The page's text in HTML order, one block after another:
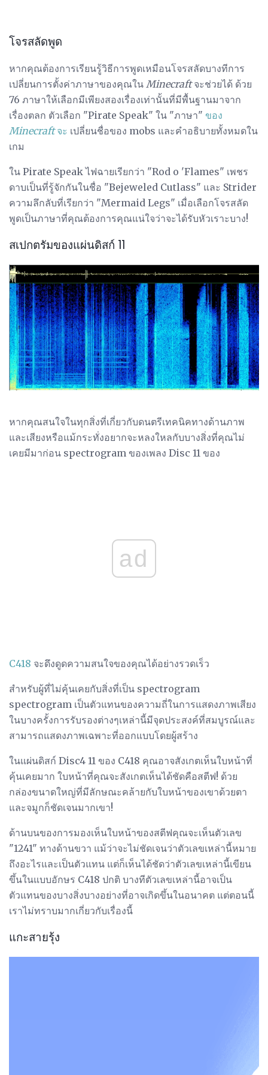
โจรสลัดพูด
หากคุณต้องการเรียนรู้วิธีการพูดเหมือนโจรสลัดบางทีการ
เปลี่ยนการตั้งค่าภาษาของคุณใน Minecraftจะช่วยได้ ด้วย
76 ภาษาให้เลือกมีเพียงสองเรื่องเท่านั้นที่มีพื้นฐานมาจาก
เรื่องตลก ตัวเลือก "Pirate Speak" ใน "ภาษา" ของ
Minecraftจะ เปลี่ยนชื่อของ mobs และคำอธิบายทั้งหมดใน
เกม
ใน Pirate Speak ไฟฉายเรียกว่า "Rod o 'Flames" เพชร
ดาบเป็นที่รู้จักกันในชื่อ "Bejeweled Cutlass" และ Strider
ความลึกลับที่เรียกว่า "Mermaid Legs" เมื่อเลือกโจรสลัด
พูดเป็นภาษาที่คุณต้องการคุณแน่ใจว่าจะได้รับหัวเราะบาง!
สเปกตรัมของแผ่นดิสก์ 11
หากคุณสนใจในทุกสิ่งที่เกี่ยวกับดนตรีเทคนิคทางด้านภาพ
และเสียงหรือแม้กระทั่งอยากจะหลงใหลกับบางสิ่งที่คุณไม่
เคยมีมาก่อน spectrogram ของเพลง Disc 11 ของ
ad
C418 จะดึงดูดความสนใจของคุณได้อย่างรวดเร็ว
สำหรับผู้ที่ไม่คุ้นเคยกับสิ่งที่เป็น spectrogram
spectrogram เป็นตัวแทนของความถี่ในการแสดงภาพเสียง
ในบางครั้งการรับรองต่างๆเหล่านี้มีจุดประสงค์ที่สมบูรณ์และ
สามารถแสดงภาพเฉพาะที่ออกแบบโดยผู้สร้าง
ในแผ่นดิสก์ Disc4 11 ของ C418 คุณอาจสังเกตเห็นใบหน้าที่
คุ้นเคยมาก ใบหน้าที่คุณจะสังเกตเห็นได้ชัดคือสตีฟ! ด้วย
กล่องขนาดใหญ่ที่มีลักษณะคล้ายกับใบหน้าของเขาด้วยตา
และจมูกก็ชัดเจนมากเขา!
ด้านบนของการมองเห็นใบหน้าของสตีฟคุณจะเห็นตัวเลข
"1241" ทางด้านขวา แม้ว่าจะไม่ชัดเจนว่าตัวเลขเหล่านี้หมาย
ถึงอะไรและเป็นตัวแทน แต่ก็เห็นได้ชัดว่าตัวเลขเหล่านี้เขียน
ขึ้นในแบบอักษร C418 ปกติ บางทีตัวเลขเหล่านี้อาจเป็น
ตัวแทนของบางสิ่งบางอย่างที่อาจเกิดขึ้นในอนาคต แต่ตอนนี้
เราไม่ทราบมากเกี่ยวกับเรื่องนี้
แกะสายรุ้ง